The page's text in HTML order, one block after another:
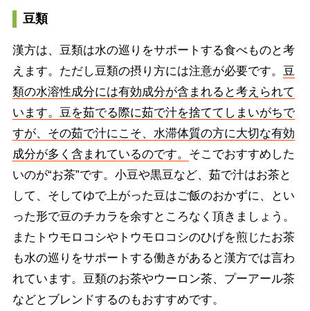
豆類
漢方は、豆類は水の巡りをサポートする食べものと考
えます。ただし豆類の摂り方には注意が必要です。 豆
類の水溶性成分には有効成分が含まれると考えられて
います。豆を茹でる際に茹で汁を捨ててしまいがちで
すが、その茹で汁にこそ、水滞体質の方に大切な有効
成分が多く含まれているのです。 そこでおすすめした
いのが“お茶”です。小豆や黒豆など、茹で汁はお茶と
して、そしてゆで上がった豆はご飯のおかずに、とい
った形で豆のチカラを余すところなく頂きましょう。
またトウモロコシやトウモロコシのひげを煎じたお茶
も水の巡りをサポートする働きがあると漢方では言わ
れています。豆類のお茶やウーロン茶、プーアール茶
などとブレンドするのもおすすめです。